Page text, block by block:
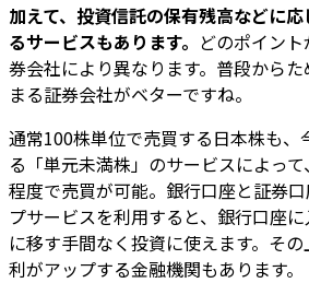
加えて、投資信託の保有残高などに
るサービスもあります。 どのポイン
券会社により異なります。普段から
まる証券会社がベターですね。
通常100株単位で売買する日本株も、
る「単元未満株」のサービスによっ
程度で売買が可能。銀行口座と証券
プサービスを利用すると、銀行口座
に移す手間なく投資に使えます。そ
利がアップする金融機関もあります。